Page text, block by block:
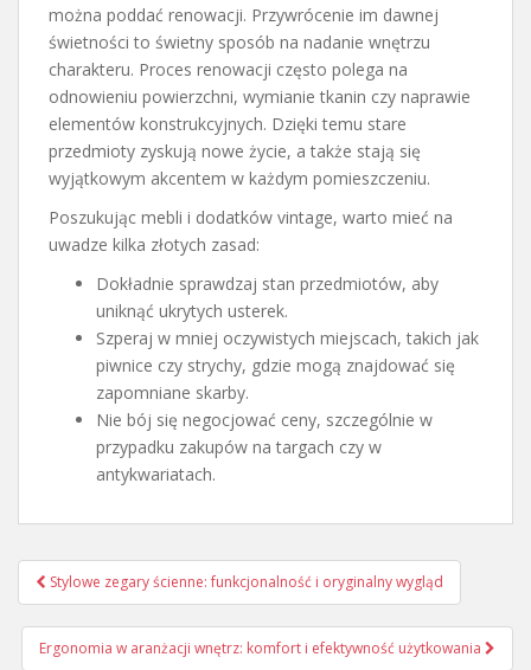
można poddać renowacji. Przywrócenie im dawnej
świetności to świetny sposób na nadanie wnętrzu
charakteru. Proces renowacji często polega na
odnowieniu powierzchni, wymianie tkanin czy naprawie
elementów konstrukcyjnych. Dzięki temu stare
przedmioty zyskują nowe życie, a także stają się
wyjątkowym akcentem w każdym pomieszczeniu.
Poszukując mebli i dodatków vintage, warto mieć na
uwadze kilka złotych zasad:
Dokładnie sprawdzaj stan przedmiotów, aby
uniknąć ukrytych usterek.
Szperaj w mniej oczywistych miejscach, takich jak
piwnice czy strychy, gdzie mogą znajdować się
zapomniane skarby.
Nie bój się negocjować ceny, szczególnie w
przypadku zakupów na targach czy w
antykwariatach.
Nawigacja
wpisu
Stylowe zegary ścienne: funkcjonalność i oryginalny wygląd
Ergonomia w aranżacji wnętrz: komfort i efektywność użytkowania